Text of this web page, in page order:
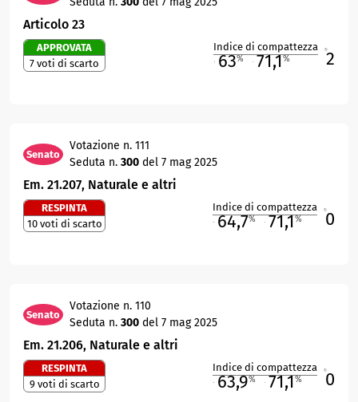
Articolo 23
APPROVATA
7 voti di scarto
Indice di compattezza
63% 71,1% 2
Senato
Votazione n. 111
Seduta n. 300 del 7 mag 2025
Em. 21.207, Naturale e altri
RESPINTA
10 voti di scarto
Indice di compattezza
64,7% 71,1% 0
Senato
Votazione n. 110
Seduta n. 300 del 7 mag 2025
Em. 21.206, Naturale e altri
RESPINTA
9 voti di scarto
Indice di compattezza
63,9% 71,1% 0